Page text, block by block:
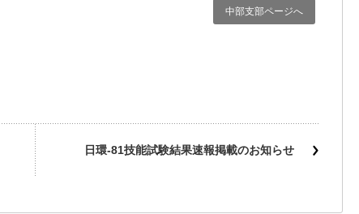
中部支部ページへ
日環-81技能試験結果速報掲載のお知らせ